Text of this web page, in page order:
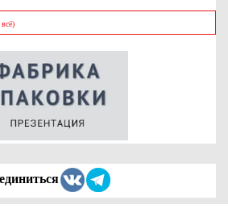
макаруны, на 6 шт с прозрачным
Стандарт из бел/бел
Размер 190*50*50 мм.